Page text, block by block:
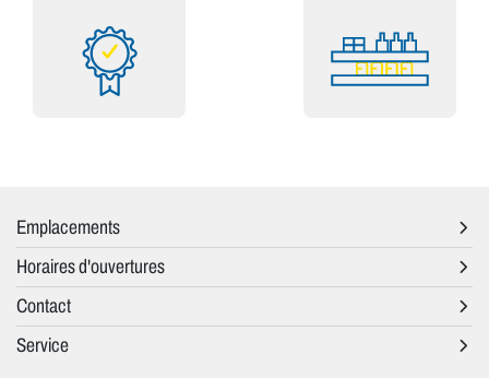
Emplacements
Horaires d'ouvertures
Contact
Service